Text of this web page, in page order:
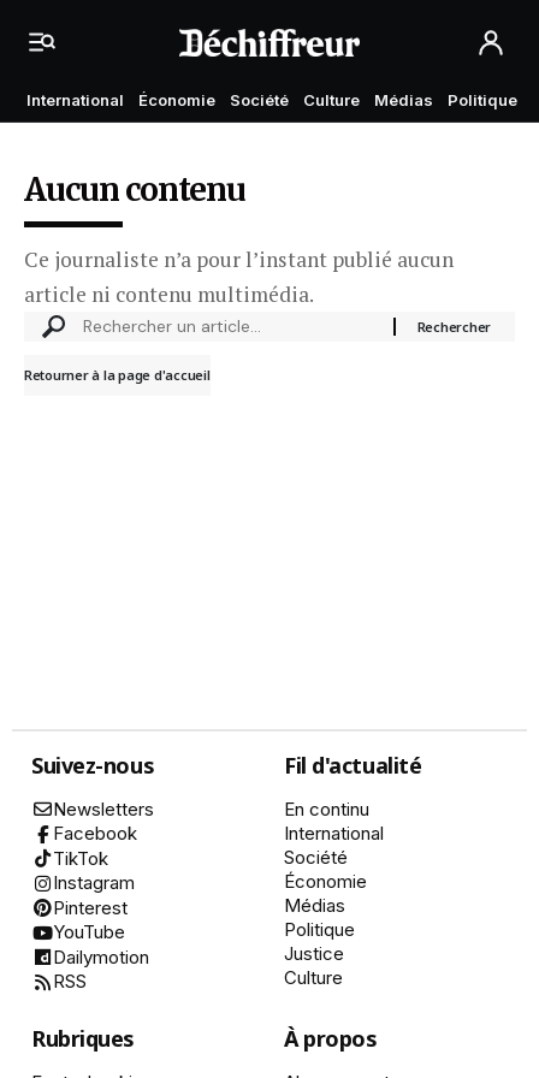
International Économie Société Culture Médias Politique
Aucun contenu
Ce journaliste n’a pour l’instant publié aucun
article ni contenu multimédia.
Retourner à la page d'accueil
Suivez-nous
Newsletters
Facebook
TikTok
Instagram
Pinterest
YouTube
Dailymotion
RSS
Fil d'actualité
En continu
International
Société
Économie
Médias
Politique
Justice
Culture
Rubriques À propos